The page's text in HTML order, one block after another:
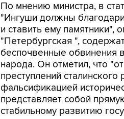
По мнению министра, в
"Ингуши должны
и ставить ему памятники",
"Петербургская ",
беспочвенные обвинения
народа. Он отметил, что
преступлений
фальсификацией
представляет собой
стабильному развитию